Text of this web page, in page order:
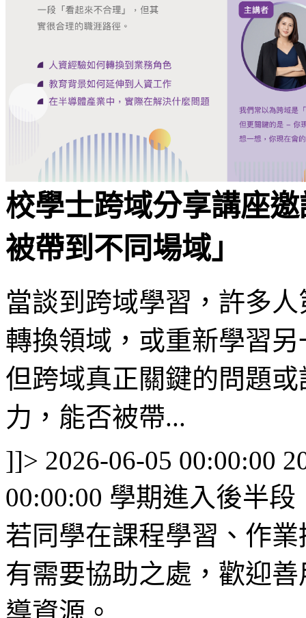
校學士跨域分享講座
被帶到不同場域」
當談到跨域學習，許多
轉換領域，或重新學習
但跨域真正關鍵的問題
力，能否被帶...
]]> 2026-06-05 00:00:00
00:00:00 學期進入後半段
若同學在課程學習、作
有需要協助之處，歡迎
導資源。